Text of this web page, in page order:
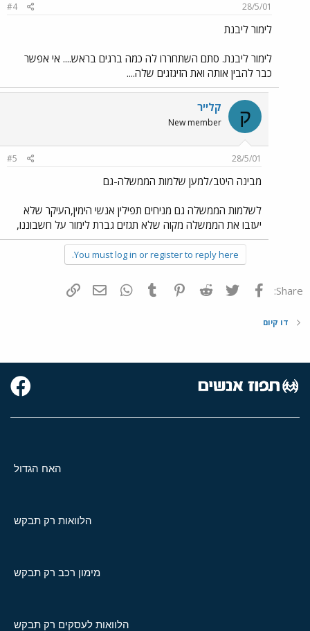
28/5/01
#4
לימור ליבנת
לימור ליבנת. סתם השתחררו לה כמה ברגים בראש.... אי אפשר
כבר להבין אותה ואת הזיגזגים שלה....
ק קלייר
New member
28/5/01
#5
מבינה היטב/למען שלמות הממשלה-גם
לשלמות הממשלה גם מניחים תפילין אנשי הימין,העיקר שלא
יעזבו את הממשלה מקוה שלא תגזים גברת לימור על חשבוננו,
You must log in or register to reply here.
Share: פייסבוק Twitter
Reddit
Pinterest
Tumblr
WhatsAppדואר אלקטרוני
דו קיום
האח הגדול
הלוואות רק תבקש
מימון רכב רק תבקש
הלוואות לעסקים רק תבקש